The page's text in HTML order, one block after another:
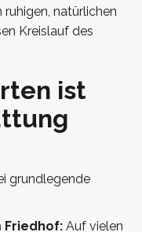
natürlichen
Kreislauf des
ist
grundlegende
Friedhof: Auf vielen